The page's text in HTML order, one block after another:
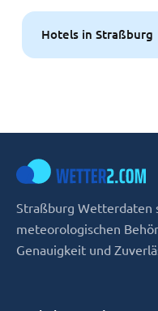
Hotels in Straßburg
Straßburg Wetterdaten
meteorologischen
Genauigkeit und